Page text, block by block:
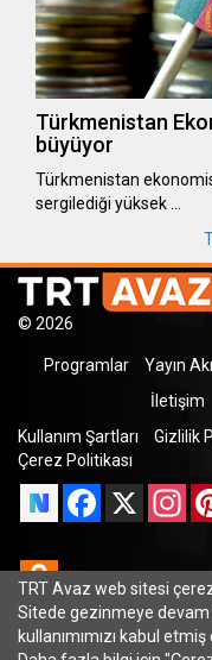
Türkmenistan
büyüyor
Türkmenistan
sergilediği yüksek …
© 2026
Programlar Yayın
İletişim
Kullanım Şartları
Gizlilik
Çerez Politikası
Facebook
X
Odnoklassniki
TRT Avaz web sitesi
Sitede gezinmeye
kullanımımızı kabul